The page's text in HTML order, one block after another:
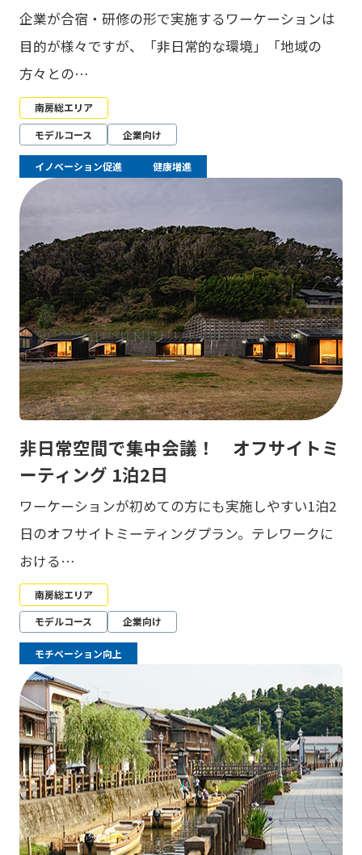
企業が合宿・研修の形で実施するワーケーションは
目的が様々ですが、「非日常的な環境」「地域の
方々との…
南房総エリア
モデルコース
企業向け
イノベーション促進 健康増進
非日常空間で集中会議！ オフサイトミ
ーティング 1泊2日
ワーケーションが初めての方にも実施しやすい1泊2
日のオフサイトミーティングプラン。テレワークに
おける…
南房総エリア
モデルコース
企業向け
モチベーション向上